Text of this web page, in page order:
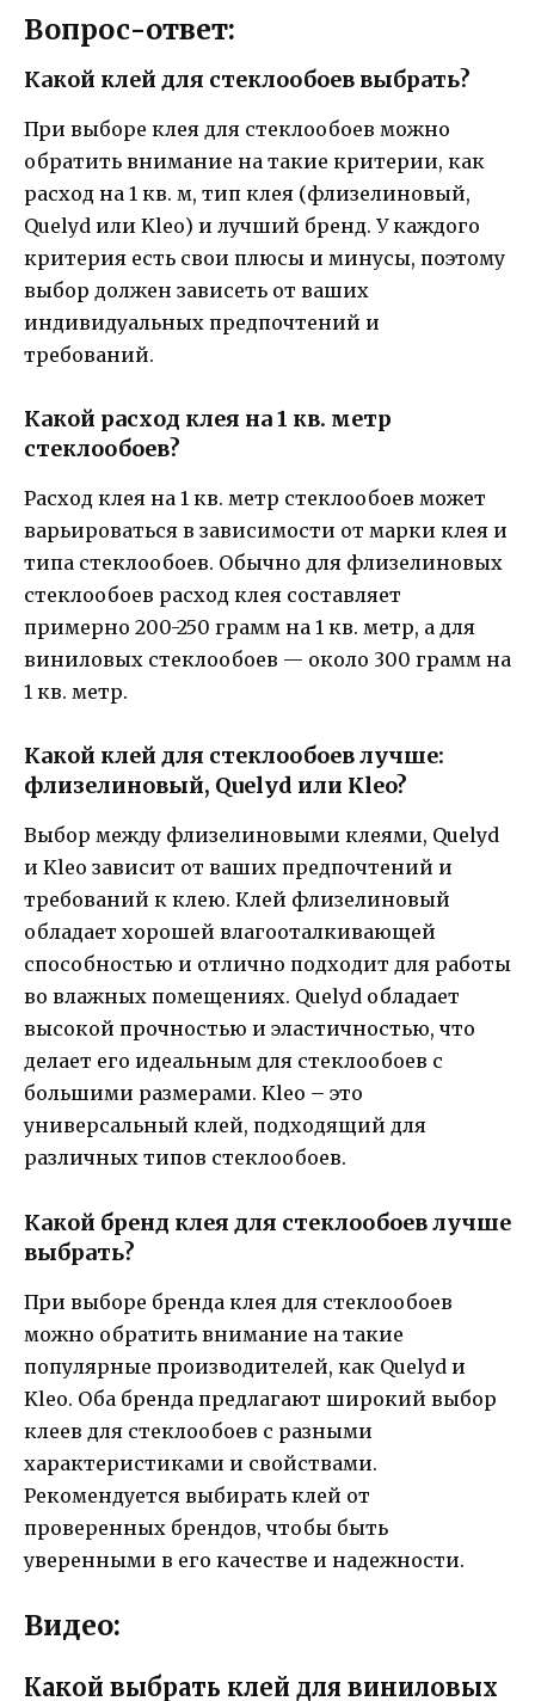
Вопрос-ответ:
Какой клей для стеклообоев выбрать?
При выборе клея для стеклообоев можно
обратить внимание на такие критерии, как
расход на 1 кв. м, тип клея (флизелиновый,
Quelyd или Kleo) и лучший бренд. У каждого
критерия есть свои плюсы и минусы, поэтому
выбор должен зависеть от ваших
индивидуальных предпочтений и
требований.
Какой расход клея на 1 кв. метр
стеклообоев?
Расход клея на 1 кв. метр стеклообоев может
варьироваться в зависимости от марки клея и
типа стеклообоев. Обычно для флизелиновых
стеклообоев расход клея составляет
примерно 200-250 грамм на 1 кв. метр, а для
виниловых стеклообоев — около 300 грамм на
1 кв. метр.
Какой клей для стеклообоев лучше:
флизелиновый, Quelyd или Kleo?
Выбор между флизелиновыми клеями, Quelyd
и Kleo зависит от ваших предпочтений и
требований к клею. Клей флизелиновый
обладает хорошей влагооталкивающей
способностью и отлично подходит для работы
во влажных помещениях. Quelyd обладает
высокой прочностью и эластичностью, что
делает его идеальным для стеклообоев с
большими размерами. Kleo – это
универсальный клей, подходящий для
различных типов стеклообоев.
Какой бренд клея для стеклообоев лучше
выбрать?
При выборе бренда клея для стеклообоев
можно обратить внимание на такие
популярные производителей, как Quelyd и
Kleo. Оба бренда предлагают широкий выбор
клеев для стеклообоев с разными
характеристиками и свойствами.
Рекомендуется выбирать клей от
проверенных брендов, чтобы быть
уверенными в его качестве и надежности.
Видео:
Какой выбрать клей для виниловых